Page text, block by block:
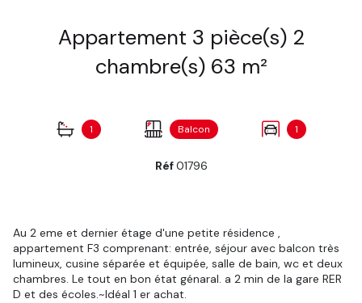
Appartement 3 pièce(s) 2
chambre(s) 63 m²
1 Balcon 1
Réf01796
Au 2 eme et dernier étage d'une petite résidence ,
appartement F3 comprenant: entrée, séjour avec balcon très
lumineux, cusine séparée et équipée, salle de bain, wc et deux
chambres. Le tout en bon état génaral. a 2 min de la gare RER
D et des écoles.~Idéal 1 er achat.